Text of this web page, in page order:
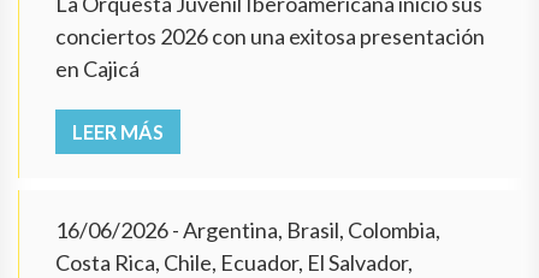
conciertos 2026 con una exitosa presentación
en Cajicá
LEER MÁS
16/06/2026- Argentina, Brasil, Colombia,
Costa Rica, Chile, Ecuador, El Salvador,